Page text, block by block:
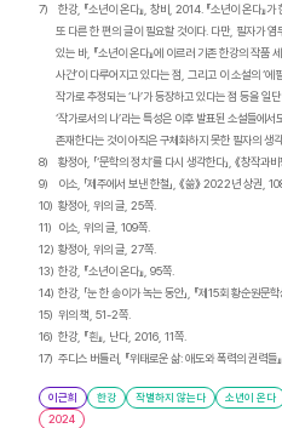
7)
한강, 『소년이 온다』, 창비, 2014. 『소년이 온다』
또 다른 한 편의 글이 필요할 것이다. 다만, 필자가
있는 바, 『소년이 온다』에 이르러 기존 한강의 작품
사건’이 다루어지고 있다는 점, 그리고 이 소설의 ‘
작가로 추정되는 ‘나’가 등장하고 있다는 점 등을 일
‘작가로서의 나’라는 특성은 이후 발표된 소설들에
존재한다는 것이 아직은 구체화하지 못한 필자의 생
8)
황정아, 「‘문학의 정치’를 다시 생각한다」, 《창작과
9)
이소, 「제주에서 보낸 한철」, 《쓺》 2022년 상권,
10) 황정아, 위의 글, 25쪽.
11)
이소, 위의 글, 109쪽.
12) 황정아, 위의 글, 27쪽.
13) 한강, 『소년이 온다』, 95쪽.
14) 한강, 「눈 한 송이가 녹는 동안」,
『제15회 황순원문
15) 위의 책, 51-2쪽.
16) 한강, 『흰』, 난다, 2016, 11쪽.
17) 주디스 버틀러, 『위태로운 삶: 애도와 폭력의 권력
이근희 한강 작별하지 않는다 소년이 온다
2024